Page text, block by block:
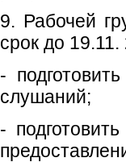
9. Рабочей
срок до 19.11.
-
слушаний;
-